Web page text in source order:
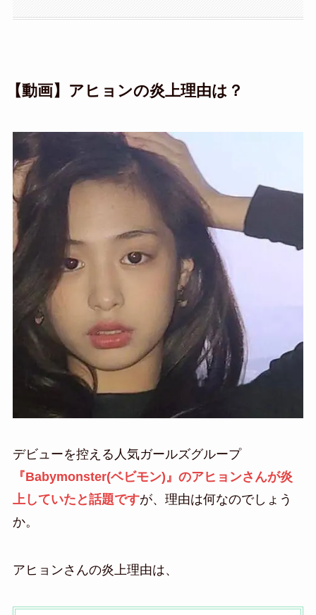
【動画】アヒョンの炎上理由は？
デビューを控える人気ガールズグループ
『Babymonster(ベビモン)』のアヒョンさんが炎
上していたと話題ですが、理由は何なのでしょう
か。
アヒョンさんの炎上理由は、